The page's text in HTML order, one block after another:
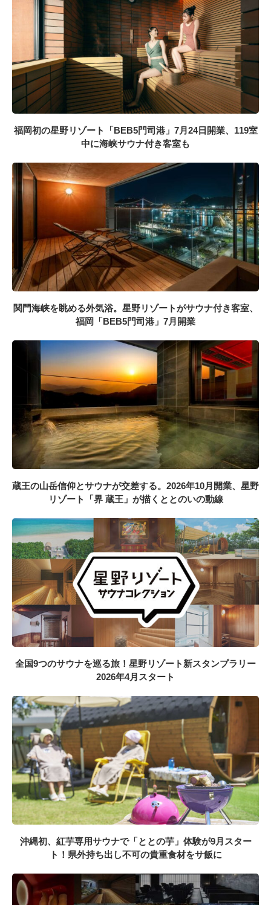
福岡初の星野リゾート「BEB5門司港」7月24日開業、119室
中に海峡サウナ付き客室も
関門海峡を眺める外気浴。星野リゾートがサウナ付き客室、
福岡「BEB5門司港」7月開業
蔵王の山岳信仰とサウナが交差する。2026年10月開業、星野
リゾート「界 蔵王」が描くととのいの動線
全国9つのサウナを巡る旅！星野リゾート新スタンプラリー
2026年4月スタート
沖縄初、紅芋専用サウナで「ととの芋」体験が9月スター
ト！県外持ち出し不可の貴重食材をサ飯に